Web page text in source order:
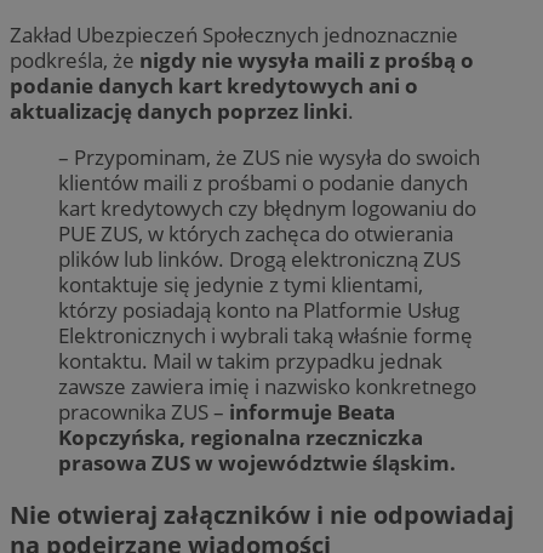
Zakład Ubezpieczeń Społecznych jednoznacznie
podkreśla, że nigdy nie wysyła maili z prośbą o
podanie danych kart kredytowych ani o
aktualizację danych poprzez linki.
– Przypominam, że ZUS nie wysyła do swoich
klientów maili z prośbami o podanie danych
kart kredytowych czy błędnym logowaniu do
PUE ZUS, w których zachęca do otwierania
plików lub linków. Drogą elektroniczną ZUS
kontaktuje się jedynie z tymi klientami,
którzy posiadają konto na Platformie Usług
Elektronicznych i wybrali taką właśnie formę
kontaktu. Mail w takim przypadku jednak
zawsze zawiera imię i nazwisko konkretnego
pracownika ZUS – informuje Beata
Kopczyńska, regionalna rzeczniczka
prasowa ZUS w województwie śląskim.
Nie otwieraj załączników i nie odpowiadaj
na podejrzane wiadomości